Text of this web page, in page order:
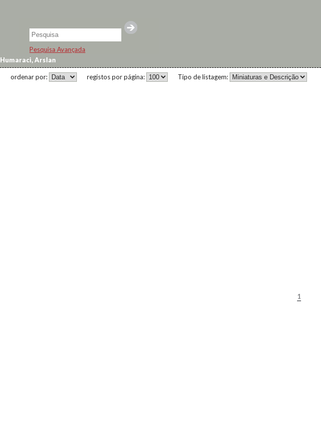
Pesquisa Avançada
Humaraci, Arslan
Tipo de listagem:
registos por página:
ordenar por:
1